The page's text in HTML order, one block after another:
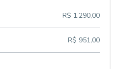
R$ 1.290,00
R$ 951,00